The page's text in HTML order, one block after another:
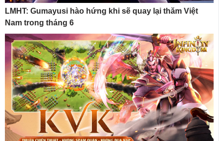
LMHT: Gumayusi hào hứng khi sẽ quay lại thăm Việt
Nam trong tháng 6